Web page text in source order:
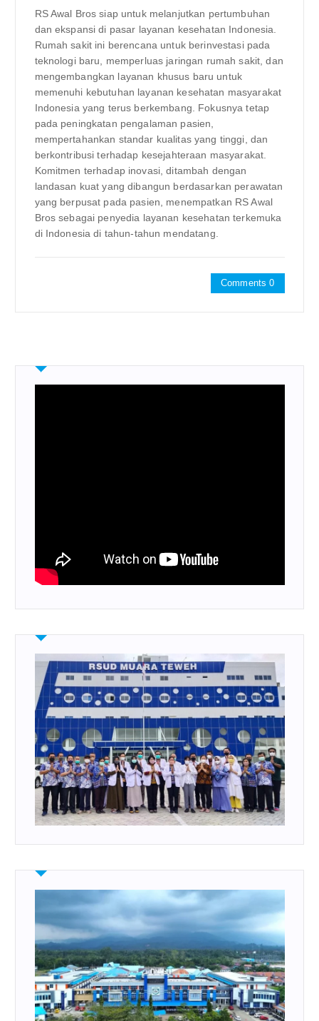
RS Awal Bros siap untuk melanjutkan pertumbuhan
dan ekspansi di pasar layanan kesehatan Indonesia.
Rumah sakit ini berencana untuk berinvestasi pada
teknologi baru, memperluas jaringan rumah sakit, dan
mengembangkan layanan khusus baru untuk
memenuhi kebutuhan layanan kesehatan masyarakat
Indonesia yang terus berkembang. Fokusnya tetap
pada peningkatan pengalaman pasien,
mempertahankan standar kualitas yang tinggi, dan
berkontribusi terhadap kesejahteraan masyarakat.
Komitmen terhadap inovasi, ditambah dengan
landasan kuat yang dibangun berdasarkan perawatan
yang berpusat pada pasien, menempatkan RS Awal
Bros sebagai penyedia layanan kesehatan terkemuka
di Indonesia di tahun-tahun mendatang.
Comments 0